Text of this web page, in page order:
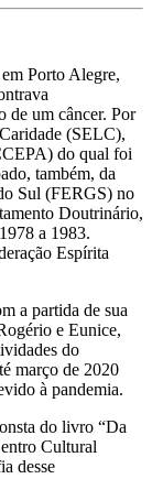
Porto Alegre,
de um câncer. Por
(SELC),
do qual foi
também, da
Sul (FERGS) no
Doutrinário,
a 1983.
Espírita
a partida de sua
e Eunice,
do
março de 2020
à pandemia.
do livro “Da
Cultural
desse